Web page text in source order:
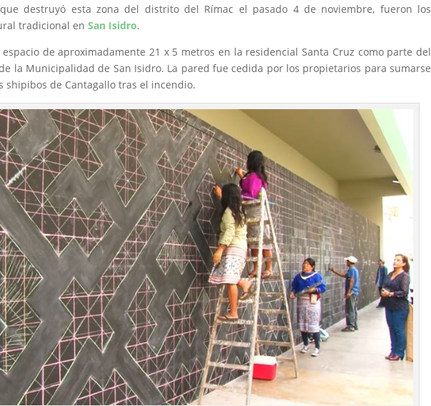
destruyó esta zona del distrito del Rímac el pasado 4 de noviembre, fueron los
tradicional enSan Isidro.
de aproximadamente 21 x 5 metros en la residencial Santa Cruz como parte del
la Municipalidad de San Isidro. La pared fue cedida por los propietarios para sumarse
shipibos de Cantagallo tras el incendio.